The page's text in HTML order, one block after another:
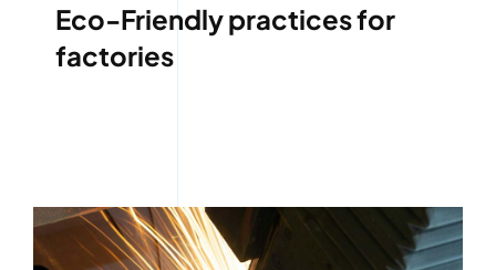
Eco-Friendly practices for
factories